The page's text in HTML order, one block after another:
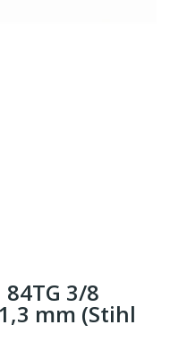
3/8
mm (Stihl